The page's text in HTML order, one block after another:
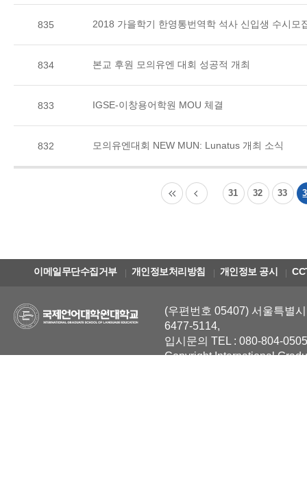
835 2018 가을학기 한영통번역학 석사 신입생 수시모
834 본교 후원 모의유엔 대회 성공적 개최
833 IGSE-이창용어학원 MOU 체결
832 모의유엔대회 NEW MUN: Lunatus 개최 소식
31 32 33
이메일무단수집거부 개인정보처리방침 개인정보 공시
(우편번호 05407) 서울특별
6477-5114,
입시문의 TEL : 080-804-
Copyright International